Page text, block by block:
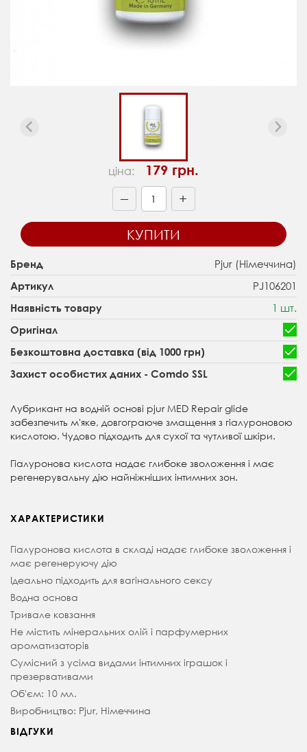
ціна: 179 грн.
— +
КУПИТИ
Бренд Pjur (Німеччина)
Артикул PJ106201
Наявність товару 1 шт.
Оригінал
Безкоштовна доставка (від 1000 грн)
Захист особистих даних - Comdo SSL
Лубрикант на водній основі pjur MED Repair glide
забезпечить м'яке, довгограюче змащення з гіалуроновою
кислотою. Чудово підходить для сухої та чутливої шкіри.
Гіалуронова кислота надає глибоке зволоження і має
регенерувальну дію найніжніших інтимних зон.
ХАРАКТЕРИСТИКИ
Гіалуронова кислота в складі надає глибоке зволоження і
має регенеруючу дію
Ідеально підходить для вагінального сексу
Водна основа
Тривале ковзання
Не містить мінеральних олій і парфумерних
ароматизаторів
Сумісний з усіма видами інтимних іграшок і
презервативами
Об'єм: 10 мл.
Виробництво: Pjur, Німеччина
ВІДГУКИ